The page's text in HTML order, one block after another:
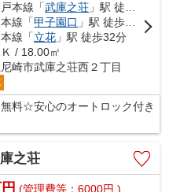
本線「武庫之荘 」駅 徒歩8分
線「甲子園口 」駅 徒歩29分
線「立花 」駅 徒歩32分
/ 18.00㎡
崎市武庫之荘西２丁目
料☆安心のオートロック付き
之荘
(管理費等：6000円 )